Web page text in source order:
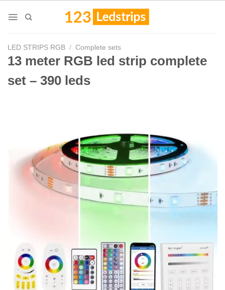
LED STRIPS RGB / Complete sets
13 meter RGB led strip complete
set – 390 leds